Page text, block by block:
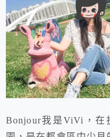
Bonjour我是ViVi，在